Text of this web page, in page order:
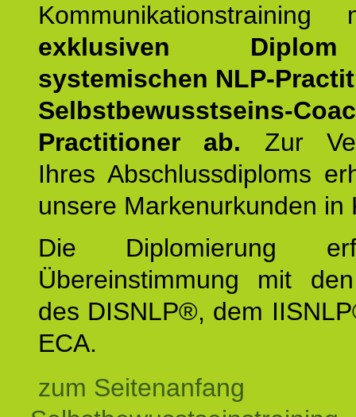
exklusiven
systemischen NLP-
Selbstbewusstseins-
Practitioner ab. Zur
Ihres Abschlussdiploms
unsere Markenurkunden in
Die Diplomierung
Übereinstimmung mit
des DISNLP®, dem
ECA.
zum Seitenanfang